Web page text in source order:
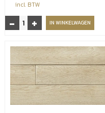
incl. BTW
-
Millboard
Golden
3600
32
176
mm
+ IN WINKELWAGEN